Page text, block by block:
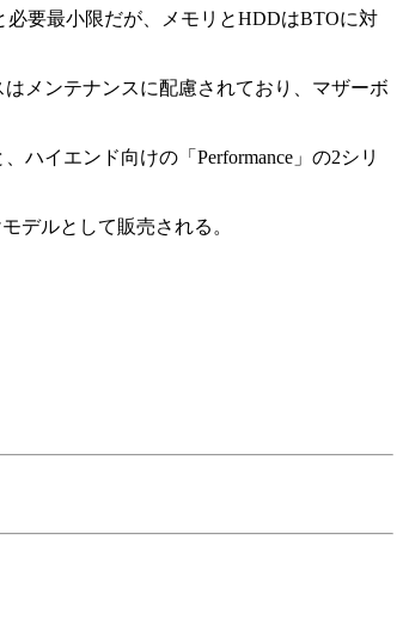
必要最小限だが、メモリとHDDはBTOに対
メンテナンスに配慮されており、マザーボ
イエンド向けの「Performance」の2シリ
デルとして販売される。